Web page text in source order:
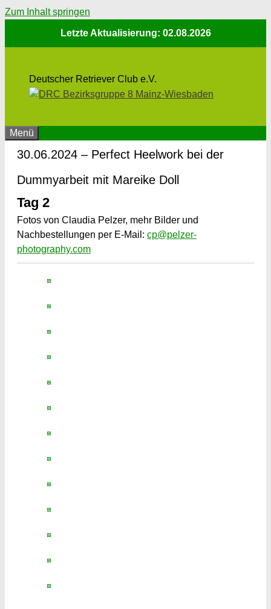
Zum Inhalt springen
Letzte Aktualisierung: 02.08.2026
Deutscher Retriever Club e.V.
Menü
30.06.2024 – Perfect Heelwork bei der
Dummyarbeit mit Mareike Doll
Tag 2
Fotos von Claudia Pelzer, mehr Bilder und
Nachbestellungen per E-Mail: cp@pelzer-
photography.com